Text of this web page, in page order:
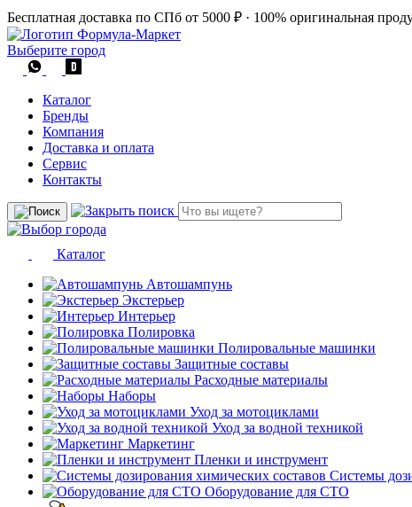
Бесплатная доставка по СПб от 5000 ₽ · 100% оригинальная
Выберите город
Каталог
Бренды
Компания
Доставка и оплата
Сервис
Контакты
Каталог
Автошампунь
Экстерьер
Интерьер
Полировка
Полировальные машинки
Защитные составы
Расходные материалы
Наборы
Уход за мотоциклами
Уход за водной техникой
Маркетинг
Пленки и инструмент
Системы
Оборудование для СТО